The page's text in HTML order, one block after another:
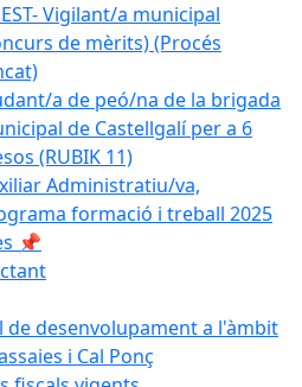
Vigilant/a municipal
de mèrits) (Procés
a de peó/na de la brigada
de Castellgalí per a 6
(RUBIK 11)
Administratiu/va,
formació i treball 2025
📌
de desenvolupament a l'àmbit
i Cal Ponç